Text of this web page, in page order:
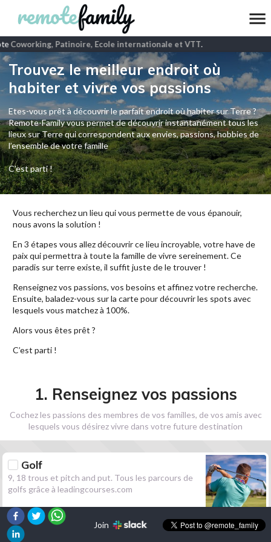
Coworking, Patinoire, Ecole internationale et VTT.
Trouvez le meilleur endroit où
habiter et vivre vos passions
Etes-vous prêt à découvrir le parfait endroit où habiter sur Terre ?
Remote-Family vous permet de découvrir instantanément tous les
lieux sur Terre qui correspondent aux envies, passions, hobbies de
l’ensemble de votre famille
C'est parti !
Vous recherchez un lieu qui vous permette de vous épanouir,
nous avons la solution !
En 3 étapes vous allez découvrir ce lieu incroyable, votre have de
paix qui permettra à toute la famille de vivre sereinement. Ce
paradis sur terre existe, il suffit juste de le trouver !
Renseignez vos passions, vos besoins et affinez votre recherche.
Ensuite, baladez-vous sur la carte pour découvrir les spots avec
lesquels vous matchez à 100%.
Alors vous êtes prêt ?
C’est parti !
1. Renseignez vos passions
Cochez les passions des membres de vos familles, de vos amis avec
lesquels vous désirez vivre dans votre future destination
Golf
9, 18 trous et pitch and put. Tous les parcours de
golfs grâce à leadingcourses.com
Randonnée
Join